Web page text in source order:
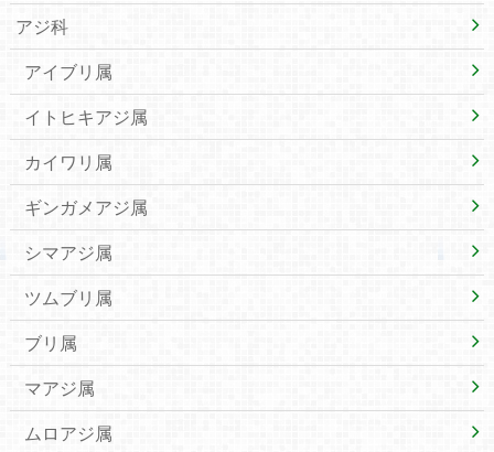
アジ科
アイブリ属
イトヒキアジ属
カイワリ属
ギンガメアジ属
シマアジ属
ツムブリ属
ブリ属
マアジ属
ムロアジ属